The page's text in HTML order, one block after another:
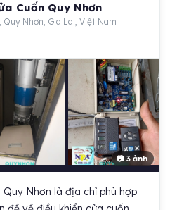
Cuốn Quy Nhơn
Quy Nhơn, Gia Lai, Việt Nam
📷 3 ảnh
Quy Nhơn là địa chỉ phù hợp